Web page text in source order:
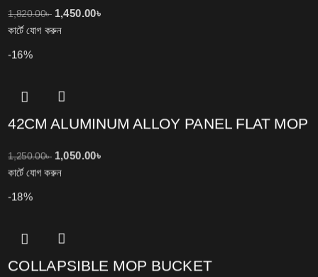
1,820.00৳ 1,450.00৳
কার্টে যোগ করুন
-16%
42CM ALUMINUM ALLOY PANEL FLAT MOP
1,250.00৳ 1,050.00৳
কার্টে যোগ করুন
-18%
COLLAPSIBLE MOP BUCKET